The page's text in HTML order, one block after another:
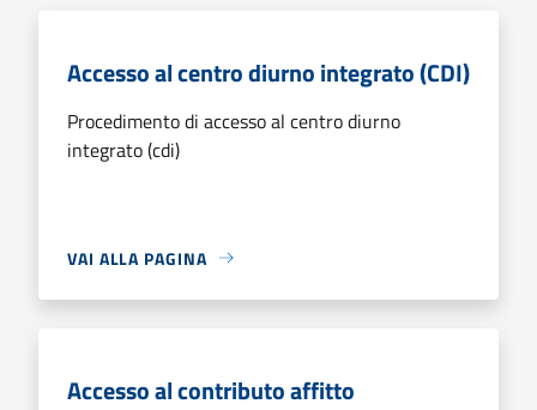
Accesso al centro diurno integrato (CDI)
Procedimento di accesso al centro diurno
integrato (cdi)
VAI ALLA PAGINA
Accesso al contributo affitto